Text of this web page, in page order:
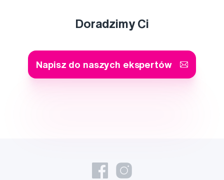
Doradzimy Ci
Napisz do naszych ekspertów